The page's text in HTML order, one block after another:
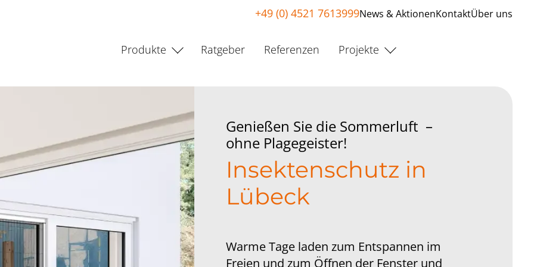
+49 (0) 4521 7613999News & AktionenKontaktÜber uns
Produkte Ratgeber Referenzen Projekte
Genießen Sie die Sommerluft –
ohne Plagegeister!
Insektenschutz in
Lübeck
Warme Tage laden zum Entspannen im
Freien und zum Öffnen der Fenster und